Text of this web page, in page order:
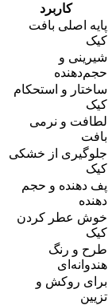
کاربرد
پایه اصلی بافت
کیک
شیرینی و
حجم‌دهنده
ساختار و استحکام
کیک
لطافت و نرمی
بافت
جلوگیری از خشکی
کیک
پف‌ دهنده و حجم‌
دهنده
خوش‌ عطر کردن
کیک
طرح و رنگ
هندوانه‌ای
برای روکش و
تزیین